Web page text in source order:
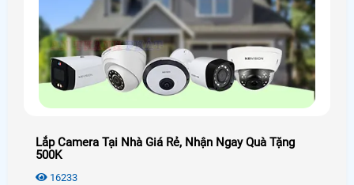
Lắp Camera Tại Nhà Giá Rẻ, Nhận Ngay Quà Tặng
500K
16233